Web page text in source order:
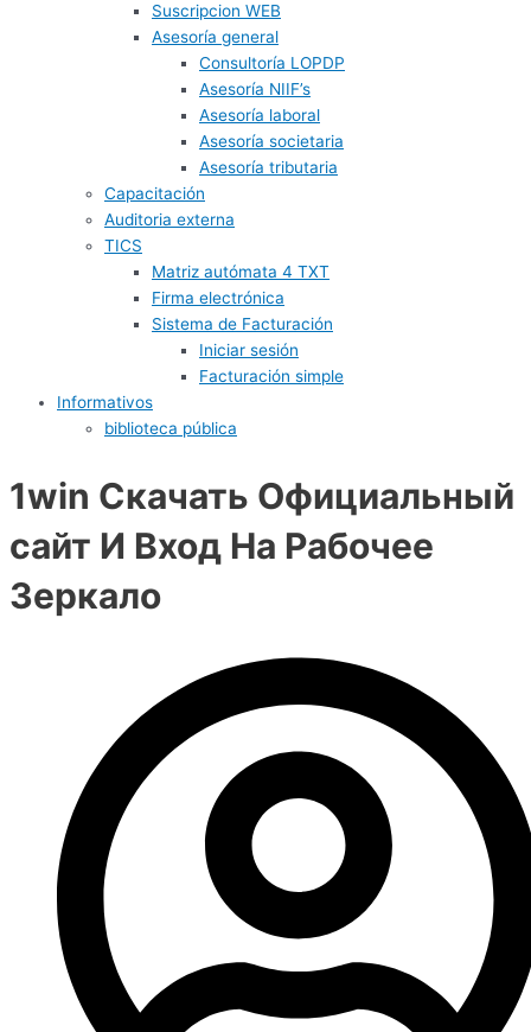
Suscripcion WEB
Asesoría general
Consultoría LOPDP
Asesoría NIIF’s
Asesoría laboral
Asesoría societaria
Asesoría tributaria
Capacitación
Auditoria externa
TICS
Matriz autómata 4 TXT
Firma electrónica
Sistema de Facturación
Iniciar sesión
Facturación simple
Informativos
biblioteca pública
1win Скачать Официальный
сайт И Вход На Рабочее
Зеркало